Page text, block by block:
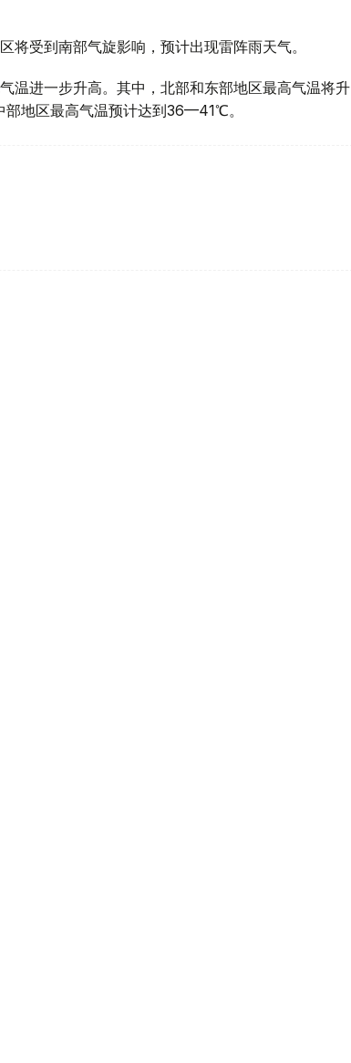
受到南部气旋影响，预计出现雷阵雨天气。
温进一步升高。其中，北部和东部地区最高气温将升
地区最高气温预计达到36—41℃。